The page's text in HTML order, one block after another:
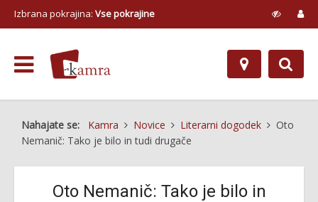
Izbrana pokrajina: Vse pokrajine
Nahajate se: Kamra Novice Literarni dogodek
Oto
Nemanič: Tako je bilo in tudi drugače
Oto Nemanič: Tako je bilo in